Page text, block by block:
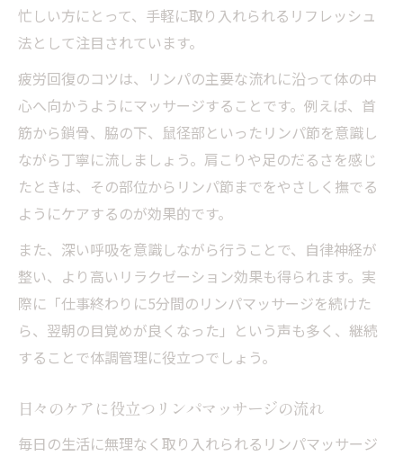
忙しい方にとって、手軽に取り入れられるリフレッシュ
法として注目されています。
疲労回復のコツは、リンパの主要な流れに沿って体の中
心へ向かうようにマッサージすることです。例えば、首
筋から鎖骨、脇の下、鼠径部といったリンパ節を意識し
ながら丁寧に流しましょう。肩こりや足のだるさを感じ
たときは、その部位からリンパ節までをやさしく撫でる
ようにケアするのが効果的です。
また、深い呼吸を意識しながら行うことで、自律神経が
整い、より高いリラクゼーション効果も得られます。実
際に「仕事終わりに5分間のリンパマッサージを続けた
ら、翌朝の目覚めが良くなった」という声も多く、継続
することで体調管理に役立つでしょう。
日々のケアに役立つリンパマッサージの流れ
毎日の生活に無理なく取り入れられるリンパマッサージ